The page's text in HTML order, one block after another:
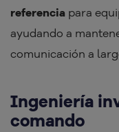
referencia para
ayudando a
comunicación a
Ingeniería
comando